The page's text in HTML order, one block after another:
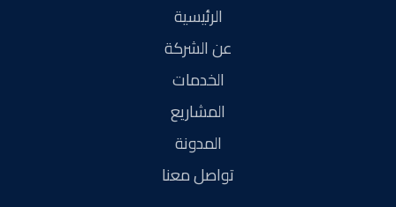
الرئيسية
عن الشركة
الخدمات
المشاريع
المدونة
تواصل معنا